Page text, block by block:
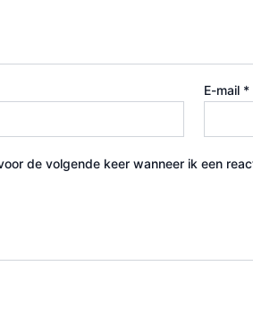
E-mail *
de volgende keer wanneer ik een